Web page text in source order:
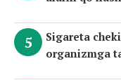
Sigareta
organizmga